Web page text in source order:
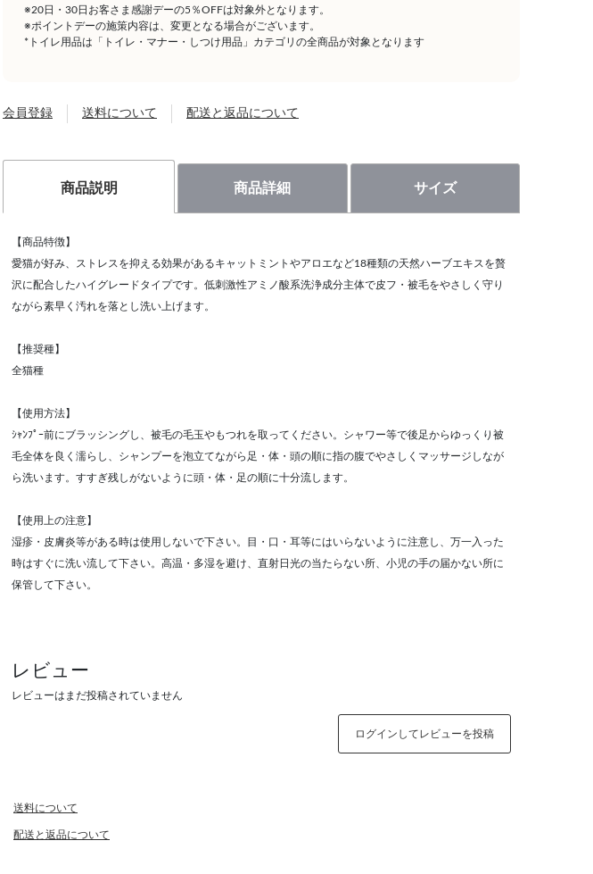
※20日・30日お客さま感謝デーの5％OFFは対象外となります。
※ポイントデーの施策内容は、変更となる場合がございます。
*トイレ用品は「トイレ・マナー・しつけ用品」カテゴリの全商品が対象となります
会員登録 送料について 配送と返品について
商品説明 商品詳細 サイズ
【商品特徴】
愛猫が好み、ストレスを抑える効果があるキャットミントやアロエなど18種類の天然ハーブエキスを贅
沢に配合したハイグレードタイプです。低刺激性アミノ酸系洗浄成分主体で皮フ・被毛をやさしく守り
ながら素早く汚れを落とし洗い上げます。
【推奨種】
全猫種
【使用方法】
ｼｬﾝﾌﾟｰ前にブラッシングし、被毛の毛玉やもつれを取ってください。シャワー等で後足からゆっくり被
毛全体を良く濡らし、シャンプーを泡立てながら足・体・頭の順に指の腹でやさしくマッサージしなが
ら洗います。すすぎ残しがないように頭・体・足の順に十分流します。
【使用上の注意】
湿疹・皮膚炎等がある時は使用しないで下さい。目・口・耳等にはいらないように注意し、万一入った
時はすぐに洗い流して下さい。高温・多湿を避け、直射日光の当たらない所、小児の手の届かない所に
保管して下さい。
レビュー
レビューはまだ投稿されていません
ログインしてレビューを投稿
送料について
配送と返品について